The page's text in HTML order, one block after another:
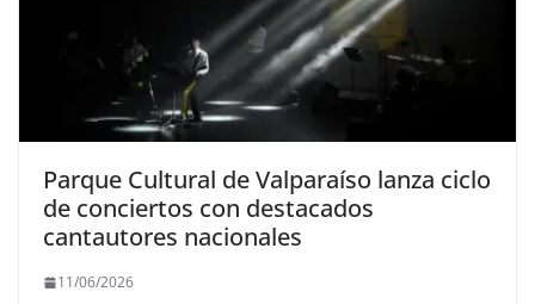
Parque Cultural de Valparaíso lanza ciclo
de conciertos con destacados
cantautores nacionales
11/06/2026